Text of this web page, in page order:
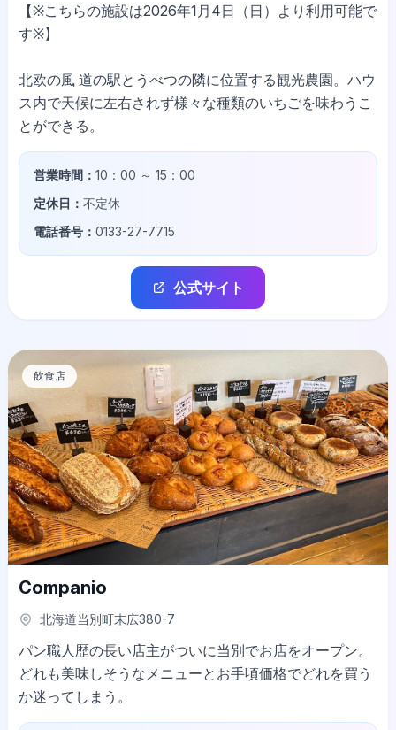
【※こちらの施設は2026年1月4日（日）より利用可能で
す※】
北欧の風 道の駅とうべつの隣に位置する観光農園。ハウ
ス内で天候に左右されず様々な種類のいちごを味わうこ
とができる。
営業時間： 10：00 ～ 15：00
定休日： 不定休
電話番号： 0133-27-7715
公式サイト
飲食店
Companio
北海道当別町末広380-7
パン職人歴の長い店主がついに当別でお店をオープン。
どれも美味しそうなメニューとお手頃価格でどれを買う
か迷ってしまう。